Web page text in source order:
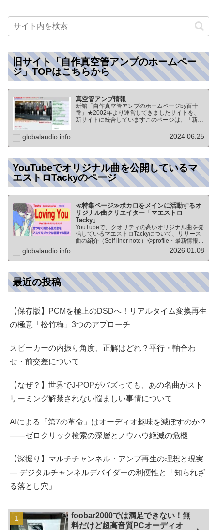
旧サイト「自作真空管アンプのホームペー
ジ」TOPはこちらから
真空管アンプ情報
新館「自作真空管アンプのホームページby百十
番」★2002年より運営してきましたサイトを、
新サイトに統合していますこのページは、「新
のTOPページになりますオーディオ情報全般の
globalaudio.info 2024.06.25
YouTubeでオリジナル曲を公開しているマ
エストロTackyのページ
≪特集ページ≫ボカロをメインに活動するオ
リジナル曲クリエイター「マエストロ
Tacky」
YouTubeで、クオリティの高いオリジナル曲を発
信しているマエストロTackyについて、リリース
曲の紹介（Self liner note）やprofile・最新情報な
ど★動画チャンネル登録100人突破記念作品の生
globalaudio.info 2026.01.08
最近の投稿
【保存版】PCMを極上のDSDへ！リアルタイム変換再生
の極意「松竹梅」3つのアプローチ
スピーカーの内振り角度、正解はどれ？平行・軸合わ
せ・前交差について
【なぜ？】世界でJ-POPがバズっても、あの名曲がスト
リーミング解禁されない悩ましい事情について
AIによる「第7の革命」はオーディオ趣味を滅ぼすのか？
――ゼロクリック検索の深層とノウハウ絶滅の危機
【深掘り】マルチチャンネル・アンプ再生の理想と現実
— デジタルチャンネルデバイダーの利便性と「知られざ
る落とし穴」
foobar2000では満足できない！無
料だけど超高音質PCオーディオ